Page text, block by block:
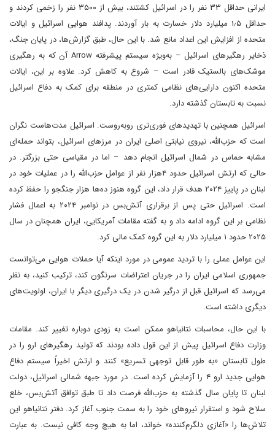
ایرانی حداقل ۳۳ نفر را در اسرائیل کشتند، بیش از ۳۵۰۰ نفر را زخمی کردند و
حداقل ۱٫۵ میلیارد دلار خسارت به بار آوردند. پدافند هوایی اسرائیل و ایالات
متحده از افزایش این اعداد مانع شد. با این حال، طبق گزارش‌ها، در پایان جنگ،
ذخایر رهگیرهای اسرائیل – به‌ویژه سیستم پیشرفته Arrow آن که به رهگیری
موشک‌های بالستیک قادر است – شروع به کاهش کرد. علاوه بر این، ایالات
متحده اکنون دارایی‌های نظامی کمتری در منطقه برای کمک به دفاع اسرائیل
نسبت به تابستان گذشته دارد.
اسرائیل همچنین با تهدیدهای فوری‌تری روبه‌روست. اسرائیل مدت‌هاست نگران
است که حزب‌الله، نیروی نیابتی اصلی ایران در مرزهای اسرائیل، بتواند حمله‌ای
مشابه حماس در شمال اسرائیل انجام دهد – اما در مقیاسی حتی بزرگتر. در
حالی که ارتش اسرائیل حدود ۴هزار نفر از عوامل حزب‌الله را در عملیات خود در
لبنان در پاییز ۲۰۲۴ هدف قرار داد، این گروه هنوز ده‌ها هزار جنگجو را حفظ کرده
است. اسرائیل حتی پس از برقراری آتش‌بس در نوامبر ۲۰۲۴ به اعمال فشار
نظامی بر این گروه ادامه داد و به گفته مقامات آمریکایی، ایران همچنان در سال
۲۰۲۵ حدود ۱ میلیارد دلار به این گروه کمک مالی کرد.
این عوامل عملی را با تردید عمومی در مورد اینکه آیا حملات هوایی می‌توانست
جمهوری اسلامی ایران را در جریان اعتراضات سرنگون کند، ترکیب کنید، به نظر
می‌رسد که اسرائیل قبل از درگیر شدن در یک درگیری دیگر با ایران، اولویت‌های
دیگری داشته است.
با این حال، محاسبات نتانیاهو ممکن است به زودی دوباره تغییر کند. مقامات
وزارت دفاع اسرائیل پیش از این قول داده بودند که تولید رهگیرهای ارو را در
طول تابستان «به طور قابل توجهی تسریع» کنند و ارتش اخیراً سیستم دفاع
هوایی جدید ارو ۴ را آزمایش کرده است. در مورد جبهه شمالی اسرائیل، دولت
لبنان تا پایان سال گذشته به حزب‌الله فرصت داد تا طبق توافق آتش‌بس، خلع
سلاح شود و استقرار نیروهای خود را به سمت جنوب آغاز کرد. دفتر نتانیاهو این
تلاش‌ها را «آغازی دلگرم‌کننده» خواند، اما به هیچ وجه کافی نیست. به عبارت